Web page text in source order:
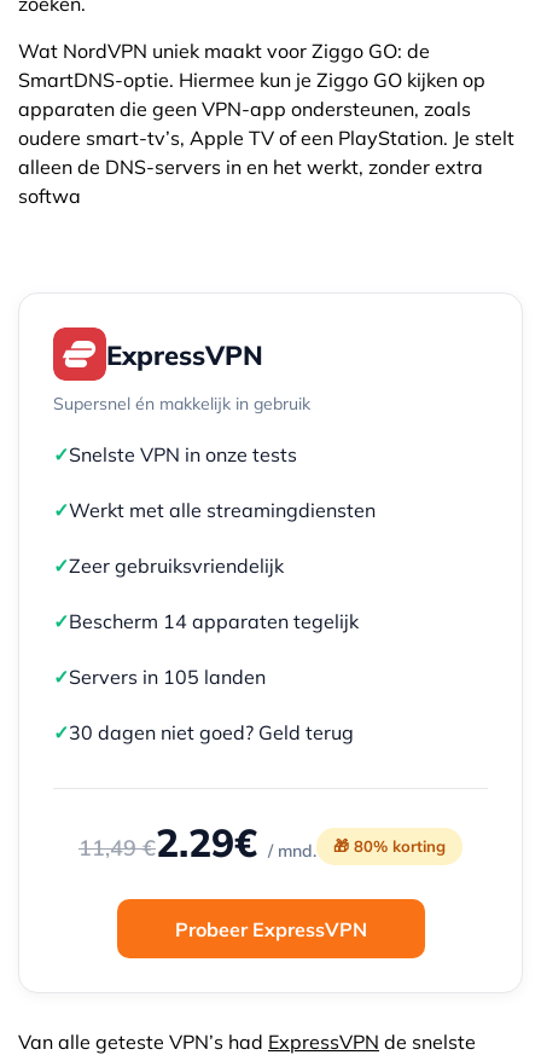
Wat NordVPN uniek maakt voor Ziggo GO: de
SmartDNS-optie. Hiermee kun je Ziggo GO kijken op
apparaten die geen VPN-app ondersteunen, zoals
oudere smart-tv’s, Apple TV of een PlayStation. Je stelt
alleen de DNS-servers in en het werkt, zonder extra
softwa
ExpressVPN
Supersnel én makkelijk in gebruik
✓Snelste VPN in onze tests
✓Werkt met alle streamingdiensten
✓Zeer gebruiksvriendelijk
✓Bescherm 14 apparaten tegelijk
✓Servers in 105 landen
✓30 dagen niet goed? Geld terug
11,49 €2.29€ / mnd. 🎁 80% korting
Probeer ExpressVPN
Van alle geteste VPN’s had ExpressVPN de snelste